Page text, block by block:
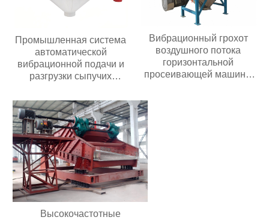
Промышленная система
автоматической
вибрационной подачи и
разгрузки сыпучих
нержавеющей стали
Бункер с активацией
порошка и гранул
Вибрационный грохот
воздушного потока
горизонтальной
просеивающей машины
Высокочастотные